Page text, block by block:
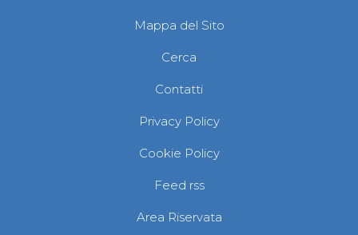
Mappa del Sito
Cerca
Contatti
Privacy Policy
Cookie Policy
Feed rss
Area Riservata